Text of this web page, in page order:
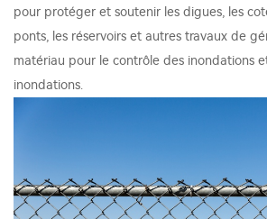
pour protéger et soutenir les digues, les
ponts, les réservoirs et autres travaux de
matériau pour le contrôle des inondations
inondations.